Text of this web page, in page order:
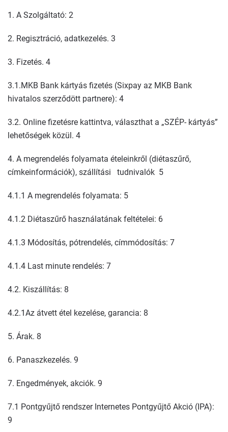
1. A Szolgáltató: 2
2. Regisztráció, adatkezelés. 3
3. Fizetés. 4
3.1.MKB Bank kártyás fizetés (Sixpay az MKB Bank
hivatalos szerződött partnere): 4
3.2. Online fizetésre kattintva, választhat a „SZÉP- kártyás”
lehetőségek közül. 4
4. A megrendelés folyamata ételeinkről (diétaszűrő,
címkeinformációk), szállítási tudnivalók 5
4.1.1 A megrendelés folyamata: 5
4.1.2 Diétaszűrő használatának feltételei: 6
4.1.3 Módosítás, pótrendelés, címmódosítás: 7
4.1.4 Last minute rendelés: 7
4.2. Kiszállítás: 8
4.2.1Az átvett étel kezelése, garancia: 8
5. Árak. 8
6. Panaszkezelés. 9
7. Engedmények, akciók. 9
7.1 Pontgyűjtő rendszer Internetes Pontgyűjtő Akció (IPA):
9